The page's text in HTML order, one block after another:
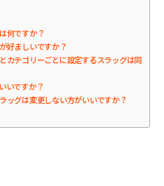
何ですか？
好ましいですか？
カテゴリーごとに設定するスラッグは同
いですか？
ッグは変更しない方がいいですか？